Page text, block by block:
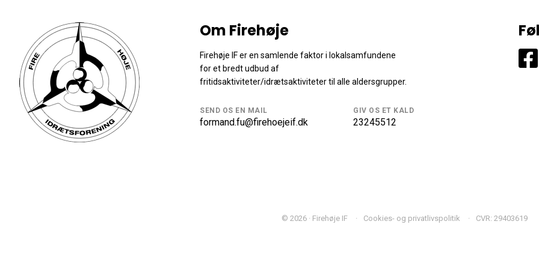
Om Firehøje
Firehøje IF er en samlende faktor i lokalsamfundene
for et bredt udbud af
fritidsaktiviteter/idrætsaktiviteter til alle aldersgrupper.
SEND OS EN MAIL
formand.fu@firehoejeif.dk
GIV OS ET KALD
23245512
© 2026 · Firehøje IF Cookies- og privatlivspolitik CVR: 29403619